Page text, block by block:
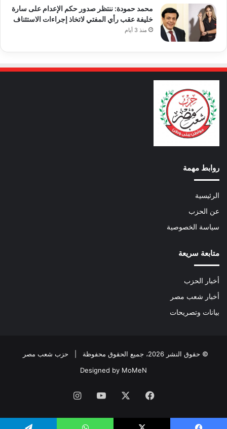
محمد حمودة: ننتظر صدور حكم الإعدام على سارة
خليفة عقب رأي المفتي لاتخاذ إجراءات الاستئناف
منذ 3 أيام
روابط مهمة
الرئيسية
عن الحزب
سياسة الخصوصية
متابعة سريعة
أخبار الحزب
أخبار شعب مصر
بيانات وتصريحات
© حقوق النشر 2026، جميع الحقوق محفوظة | حزب شعب مصر
Designed by MoMeN
فيسبوك ‫YouTubeانستقرام